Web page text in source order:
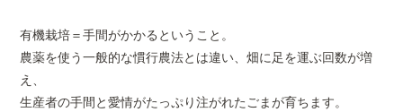
有機栽培＝手間がかかるということ。
農薬を使う一般的な慣行農法とは違い、畑に足を運ぶ回数が増
え、
生産者の手間と愛情がたっぷり注がれたごまが育ちます。